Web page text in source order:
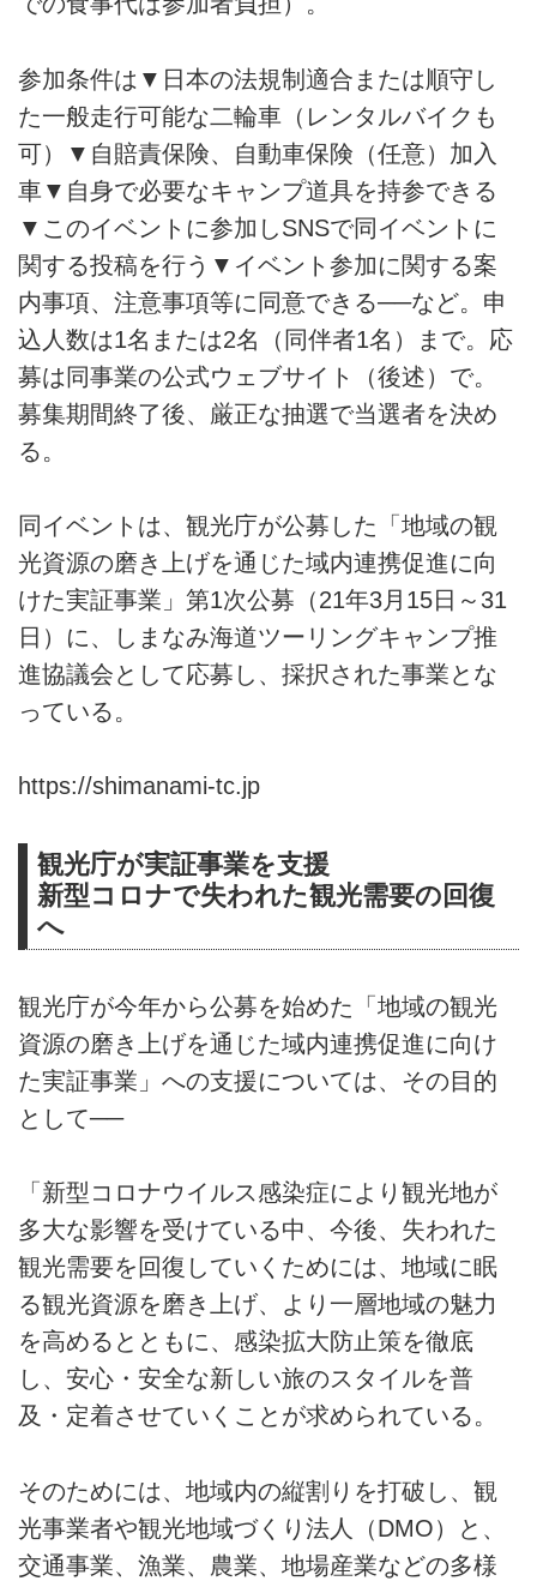
参加条件は▼日本の法規制適合または順守し
た一般走行可能な二輪車（レンタルバイクも
可）▼自賠責保険、自動車保険（任意）加入
車▼自身で必要なキャンプ道具を持参できる
▼このイベントに参加しSNSで同イベントに
関する投稿を行う▼イベント参加に関する案
内事項、注意事項等に同意できる──など。申
込人数は1名または2名（同伴者1名）まで。応
募は同事業の公式ウェブサイト（後述）で。
募集期間終了後、厳正な抽選で当選者を決め
る。
同イベントは、観光庁が公募した「地域の観
光資源の磨き上げを通じた域内連携促進に向
けた実証事業」第1次公募（21年3月15日～31
日）に、しまなみ海道ツーリングキャンプ推
進協議会として応募し、採択された事業とな
っている。
https://shimanami-tc.jp
観光庁が実証事業を支援
新型コロナで失われた観光需要の回復
へ
観光庁が今年から公募を始めた「地域の観光
資源の磨き上げを通じた域内連携促進に向け
た実証事業」への支援については、その目的
として──
「新型コロナウイルス感染症により観光地が
多大な影響を受けている中、今後、失われた
観光需要を回復していくためには、地域に眠
る観光資源を磨き上げ、より一層地域の魅力
を高めるとともに、感染拡大防止策を徹底
し、安心・安全な新しい旅のスタイルを普
及・定着させていくことが求められている。
そのためには、地域内の縦割りを打破し、観
光事業者や観光地域づくり法人（DMO）と、
交通事業、漁業、農業、地場産業などの多様